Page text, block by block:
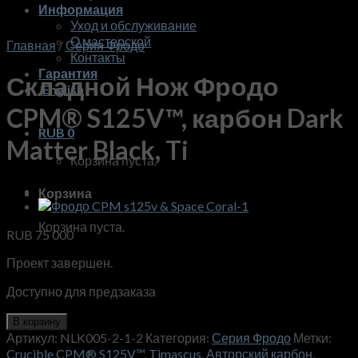
Информация
Уход и обслуживание
О мастерской
Контакты
Гарантия
English
RUB 0
Корзина пуста.
Корзина
Корзина пуста.
Главная / Серия Фродо
Складной Нож Фродо
CPM® S125V™, карбон Dark
Matter Black, Ti
RUB 75 000
Проект завершен.
Доступно для предзаказа
В корзину
Артикул: NLK005-2-1-2 Категория: Серия Фродо Метки:
Crucible CPM® S125V™, Timascus,Авторский карбон,